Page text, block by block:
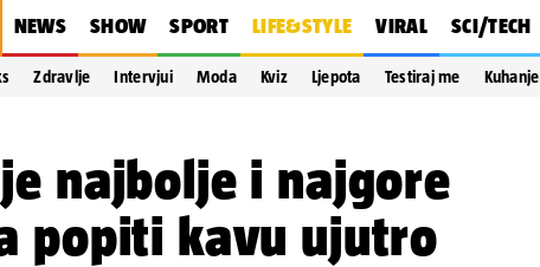
NEWS SHOW SPORT LIFE&STYLE VIRAL SCI/TECH
Zdravlje Intervjui Moda Kviz Ljepota Testiraj me Kuhanje
najbolje i najgore
popiti kavu ujutro